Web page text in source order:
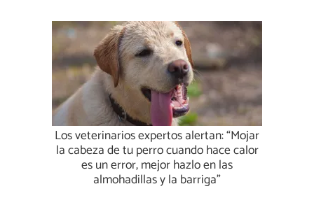
Los veterinarios expertos alertan: “Mojar
la cabeza de tu perro cuando hace calor
es un error, mejor hazlo en las
almohadillas y la barriga”